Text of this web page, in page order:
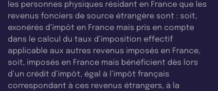
les personnes physiques résidant en France que les
revenus fonciers de source étrangère sont : soit,
exonérés d’impôt en France mais pris en compte
dans le calcul du taux d’imposition effectif
applicable aux autres revenus imposés en France,
soit, imposés en France mais bénéficient dès lors
d’un crédit d’impôt, égal à l’impôt français
correspondant à ces revenus étrangers, à la